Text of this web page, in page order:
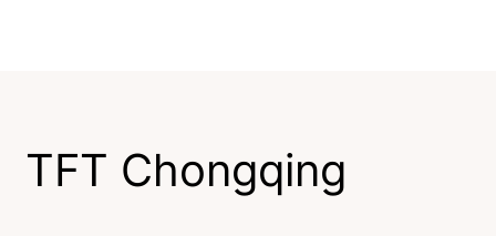
TFT Chongqing